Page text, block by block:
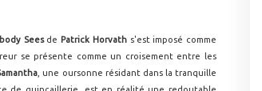
Sees de Patrick Horvath s'est imposé comme
se présente comme un croisement entre les
, une oursonne résidant dans la tranquille